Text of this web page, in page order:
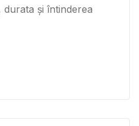
durata şi întinderea